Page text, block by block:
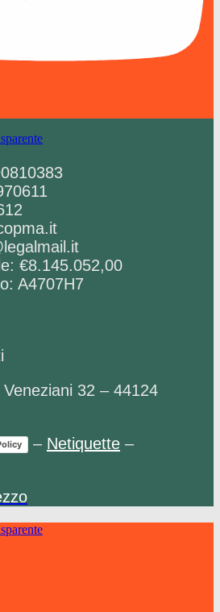
€8.145.052,00
A4707H7
32 – 44124
– Netiquette –